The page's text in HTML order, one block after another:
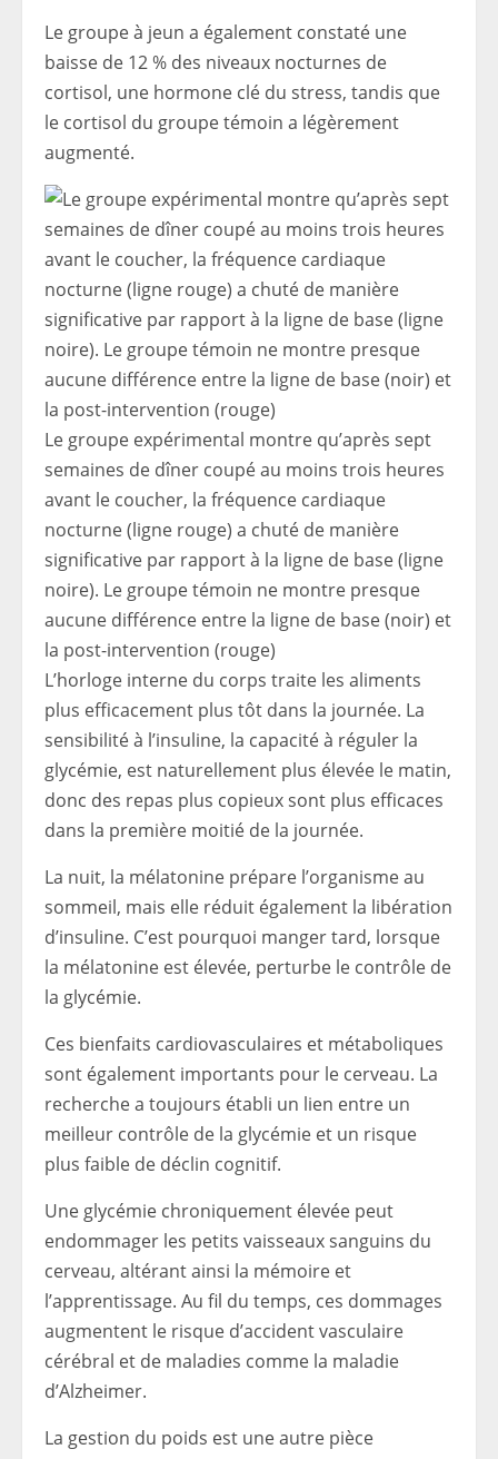
Le groupe à jeun a également constaté une
baisse de 12 % des niveaux nocturnes de
cortisol, une hormone clé du stress, tandis que
le cortisol du groupe témoin a légèrement
augmenté.
Le groupe expérimental montre qu’après sept
semaines de dîner coupé au moins trois heures
avant le coucher, la fréquence cardiaque
nocturne (ligne rouge) a chuté de manière
significative par rapport à la ligne de base (ligne
noire). Le groupe témoin ne montre presque
aucune différence entre la ligne de base (noir) et
la post-intervention (rouge)
L’horloge interne du corps traite les aliments
plus efficacement plus tôt dans la journée. La
sensibilité à l’insuline, la capacité à réguler la
glycémie, est naturellement plus élevée le matin,
donc des repas plus copieux sont plus efficaces
dans la première moitié de la journée.
La nuit, la mélatonine prépare l’organisme au
sommeil, mais elle réduit également la libération
d’insuline. C’est pourquoi manger tard, lorsque
la mélatonine est élevée, perturbe le contrôle de
la glycémie.
Ces bienfaits cardiovasculaires et métaboliques
sont également importants pour le cerveau. La
recherche a toujours établi un lien entre un
meilleur contrôle de la glycémie et un risque
plus faible de déclin cognitif.
Une glycémie chroniquement élevée peut
endommager les petits vaisseaux sanguins du
cerveau, altérant ainsi la mémoire et
l’apprentissage. Au fil du temps, ces dommages
augmentent le risque d’accident vasculaire
cérébral et de maladies comme la maladie
d’Alzheimer.
La gestion du poids est une autre pièce